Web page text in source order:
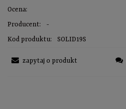
Ocena:
Producent:
-
Kod produktu:
SOLID19S
zapytaj o produkt